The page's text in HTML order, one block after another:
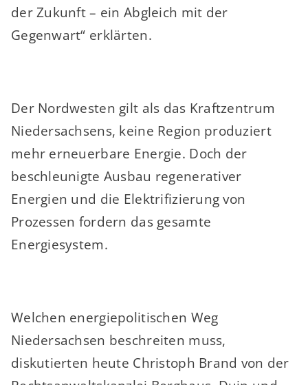
der Zukunft – ein Abgleich mit der
Gegenwart“ erklärten.
Der Nordwesten gilt als das Kraftzentrum
Niedersachsens, keine Region produziert
mehr erneuerbare Energie. Doch der
beschleunigte Ausbau regenerativer
Energien und die Elektrifizierung von
Prozessen fordern das gesamte
Energiesystem.
Welchen energiepolitischen Weg
Niedersachsen beschreiten muss,
diskutierten heute Christoph Brand von der